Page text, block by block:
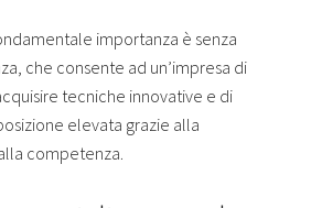
importanza è senza
che consente ad un’impresa di
tecniche innovative e di
elevata grazie alla
competenza.